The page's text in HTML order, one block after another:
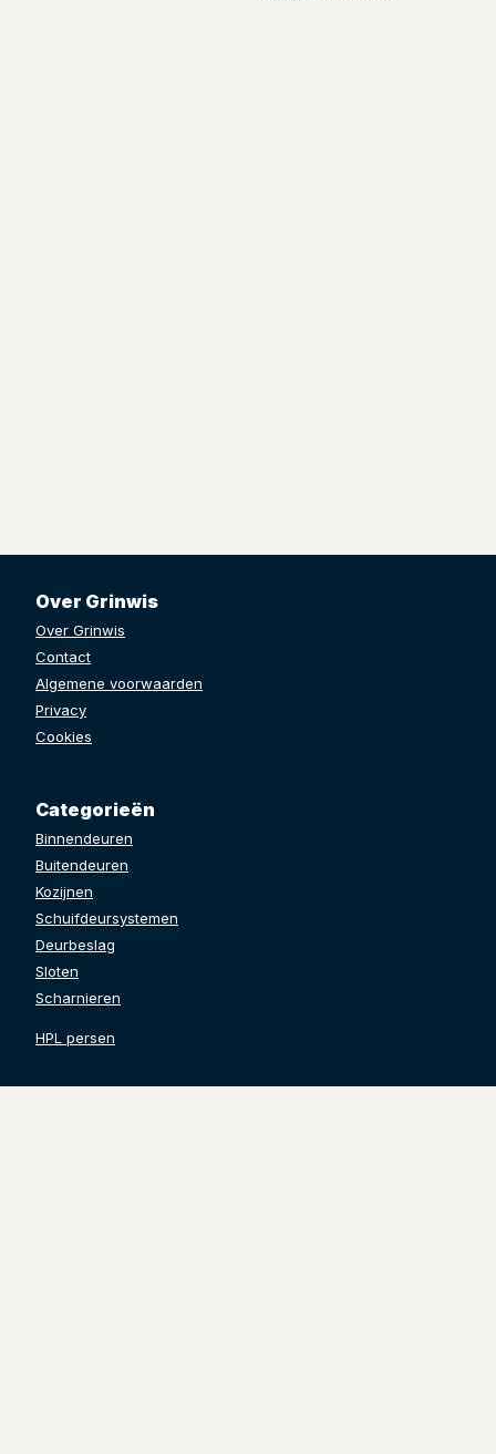
Over Grinwis
Over Grinwis
Contact
Algemene voorwaarden
Privacy
Cookies
Categorieën
Binnendeuren
Buitendeuren
Kozijnen
Schuifdeursystemen
Deurbeslag
Sloten
Scharnieren
HPL persen